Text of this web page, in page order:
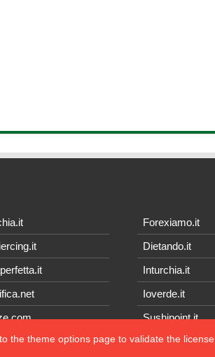
Forexiamo.it
Dietando.it
Inturchia.it
Ioverde.it
Sushipoint.it
the theme options page to validate the